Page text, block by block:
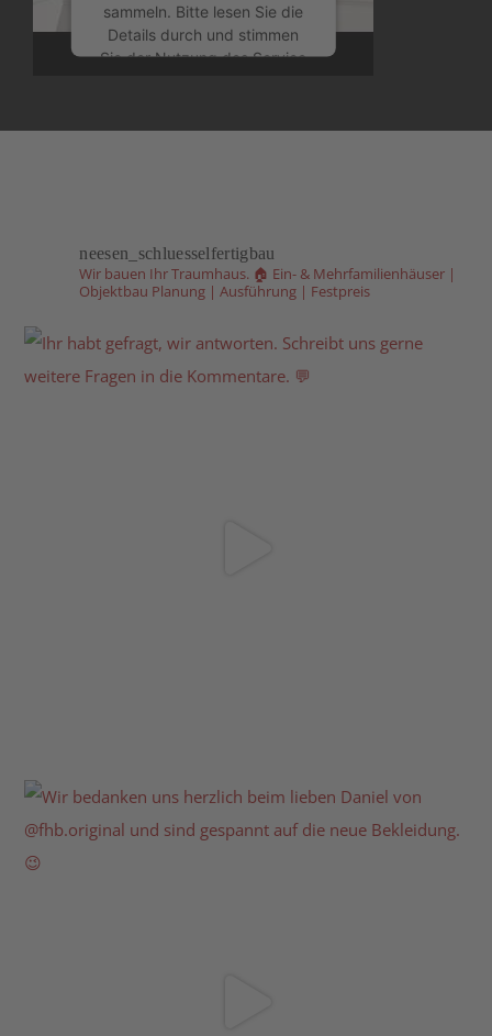
sammeln. Bitte lesen Sie die
Details durch und stimmen
Sie der Nutzung des Service
powered byUsercentrics
Consent Management
neesen_schluesselfertigbau
Wir bauen Ihr Traumhaus. 🏠 Ein- & Mehrfamilienhäuser |
Objektbau Planung | Ausführung | Festpreis